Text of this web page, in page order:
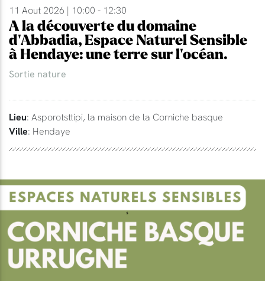
11 Aout 2026 | 10:00 - 12:30
A la découverte du domaine
d'Abbadia, Espace Naturel Sensible
à Hendaye: une terre sur l'océan.
Sortie nature
Lieu: Asporotsttipi, la maison de la Corniche basque
Ville: Hendaye